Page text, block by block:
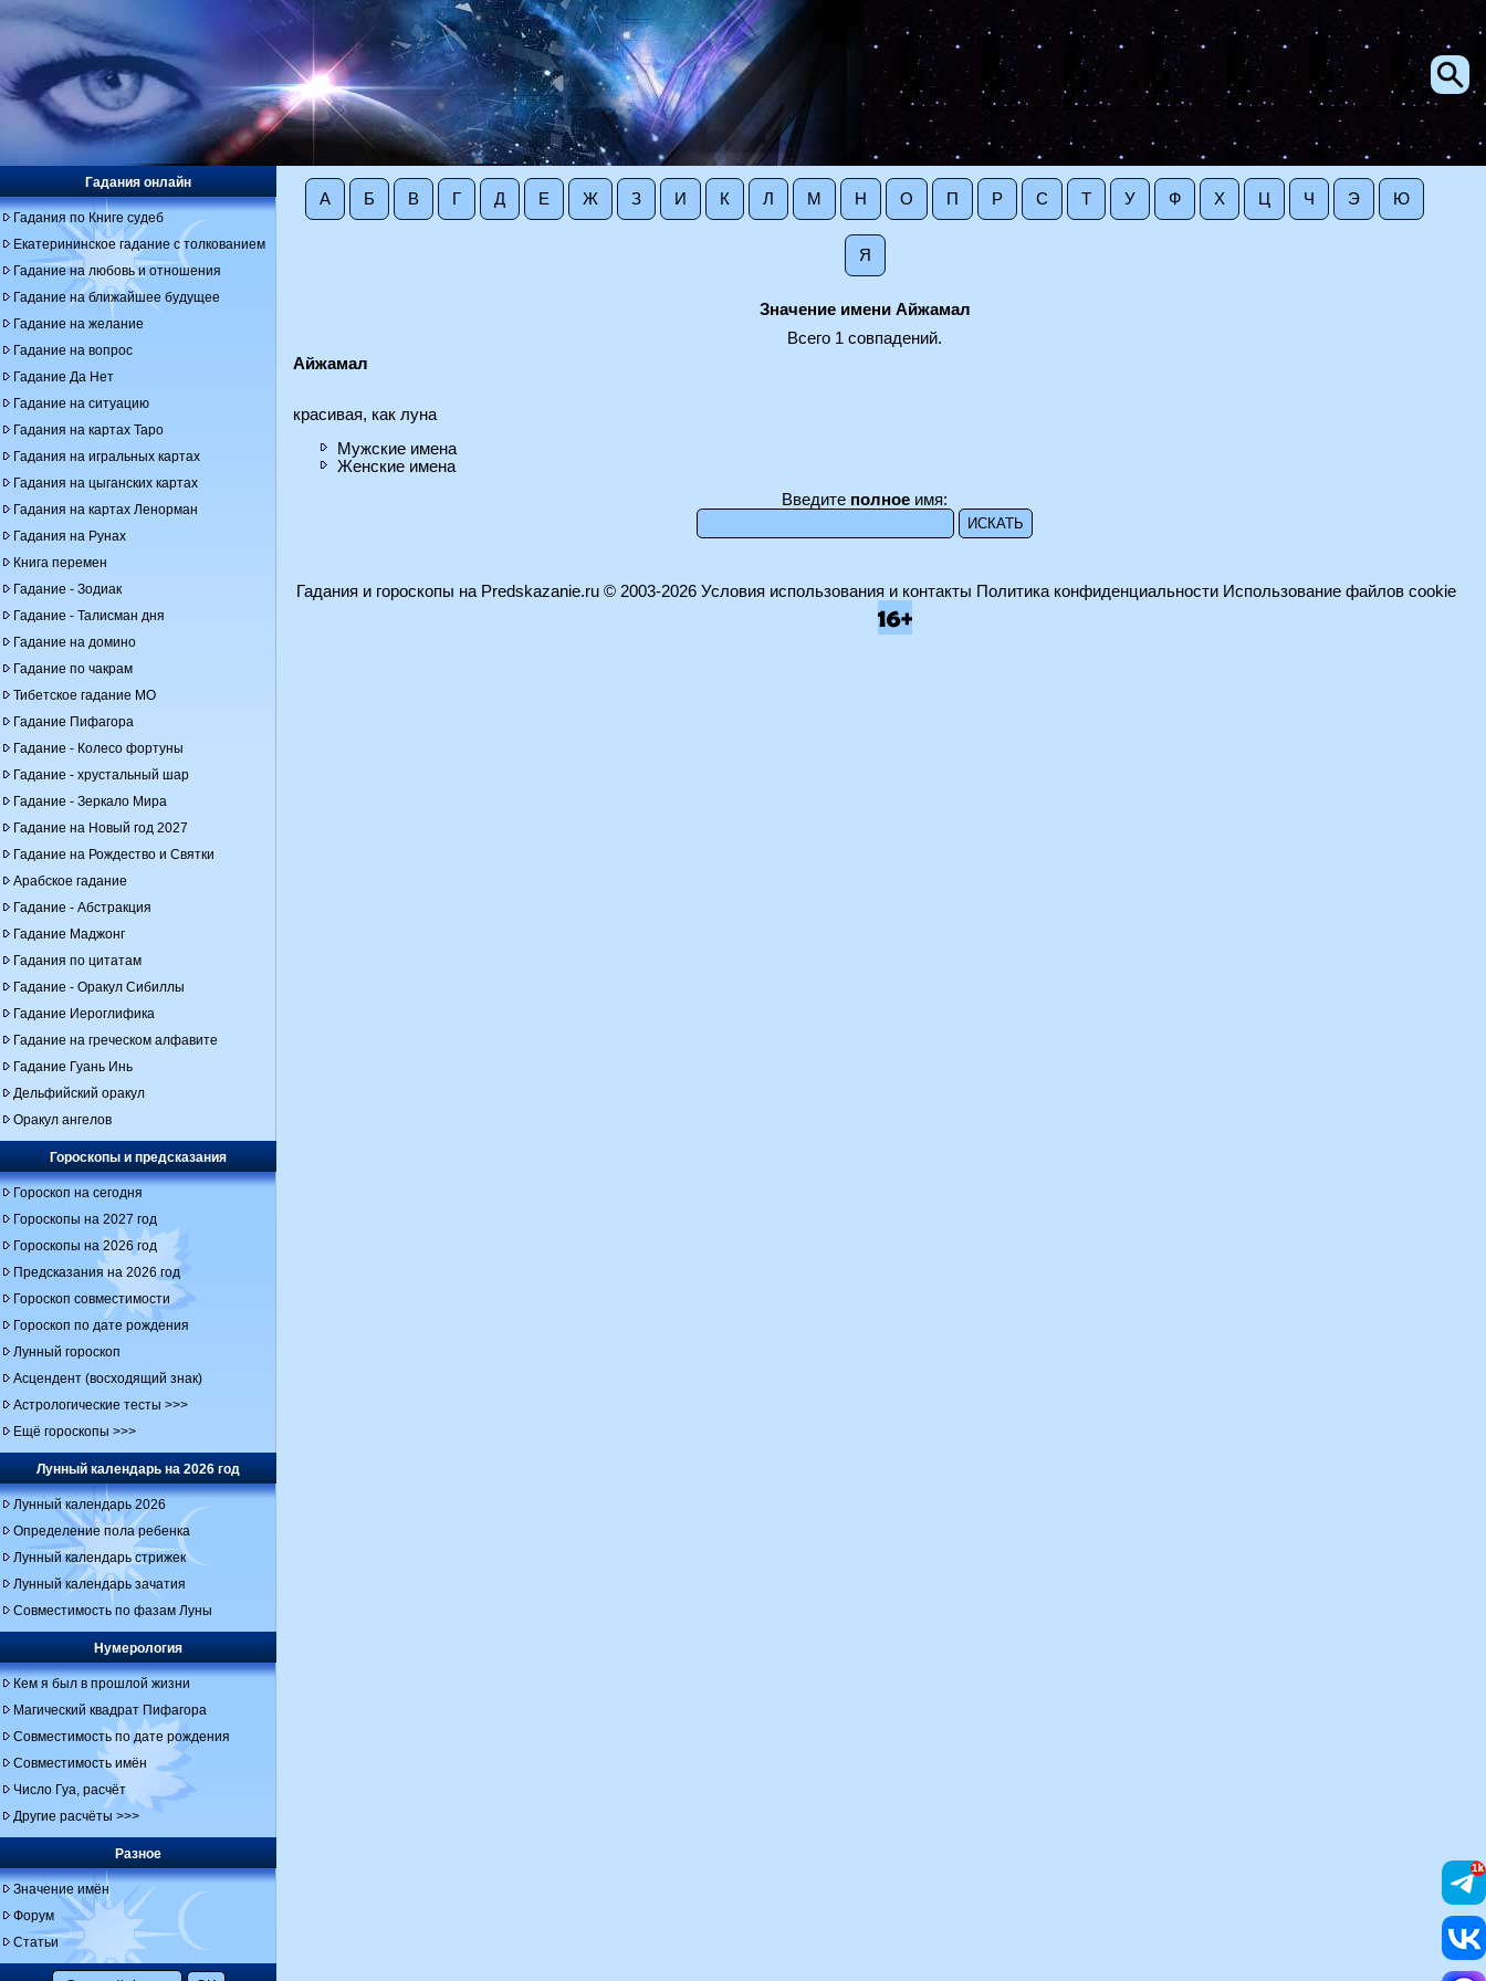
А Б В Г Д Е Ж З И К Л М Н О П Р С Т У Ф Х Ц Ч Э Ю
Я
Значение имени Айжамал
Всего 1 совпадений.
Айжамал
красивая, как луна
Мужские имена
Женские имена
Введите полное имя:
Гадания онлайн
Гадания по Книге судеб
Екатерининское гадание с толкованием
Гадание на любовь и отношения
Гадание на ближайшее будущее
Гадание на желание
Гадание на вопрос
Гадание Да Нет
Гадание на ситуацию
Гадания на картах Таро
Гадания на игральных картах
Гадания на цыганских картах
Гадания на картах Ленорман
Гадания на Рунах
Книга перемен
Гадание - Зодиак
Гадание - Талисман дня
Гадание на домино
Гадание по чакрам
Тибетское гадание МО
Гадание Пифагора
Гадание - Колесо фортуны
Гадание - хрустальный шар
Гадание - Зеркало Мира
Гадание на Новый год 2027
Гадание на Рождество и Святки
Арабское гадание
Гадание - Абстракция
Гадание Маджонг
Гадания по цитатам
Гадание - Оракул Сибиллы
Гадание Иероглифика
Гадание на греческом алфавите
Гадание Гуань Инь
Дельфийский оракул
Оракул ангелов
Гороскопы и предсказания
Гороскоп на сегодня
Гороскопы на 2027 год
Гороскопы на 2026 год
Предсказания на 2026 год
Гороскоп совместимости
Гороскоп по дате рождения
Лунный гороскоп
Асцендент (восходящий знак)
Астрологические тесты >>>
Ещё гороскопы >>>
Лунный календарь на 2026 год
Лунный календарь 2026
Определение пола ребенка
Лунный календарь стрижек
Лунный календарь зачатия
Совместимость по фазам Луны
Нумерология
Кем я был в прошлой жизни
Магический квадрат Пифагора
Совместимость по дате рождения
Совместимость имён
Число Гуа, расчёт
Другие расчёты >>>
Разное
Значение имён
Форум
Статьи
Гадания и гороскопы на Predskazanie.ru© 2003-2026 Условия использования и контакты Политика конфиденциальности Использование файлов cookie